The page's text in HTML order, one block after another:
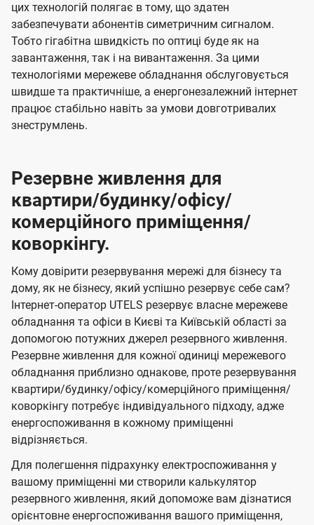
цих технологій полягає в тому, що здатен
забезпечувати абонентів симетричним сигналом.
Тобто гігабітна швидкість по оптиці буде як на
завантаження, так і на вивантаження. За цими
технологіями мережеве обладнання обслуговується
швидше та практичніше, а енергонезалежний інтернет
працює стабільно навіть за умови довготривалих
знеструмлень.
Резервне живлення для
квартири/будинку/офісу/
комерційного приміщення/
коворкінгу.
Кому довірити резервування мережі для бізнесу та
дому, як не бізнесу, який успішно резервує себе сам?
Інтернет-оператор UTELS резервує власне мережеве
обладнання та офіси в Києві та Київській області за
допомогою потужних джерел резервного живлення.
Резервне живлення для кожної одиниці мережевого
обладнання приблизно однакове, проте резервування
квартири/будинку/офісу/комерційного приміщення/
коворкінгу потребує індивідуального підходу, адже
енергоспоживання в кожному приміщенні
відрізняється.
Для полегшення підрахунку електроспоживання у
вашому приміщенні ми створили калькулятор
резервного живлення, який допоможе вам дізнатися
орієнтовне енергоспоживання вашого приміщення,